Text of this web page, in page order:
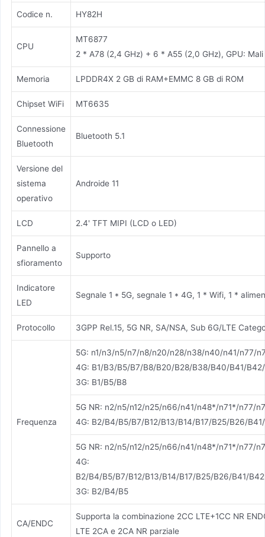
Codice n. HY82H
CPU
MT6877
2 * A78 (2,4 GHz) + 6 * A55 (2,0 GHz), GPU: Mali
Memoria LPDDR4X 2 GB di RAM+EMMC 8 GB di ROM
Chipset WiFi MT6635
Connessione
Bluetooth
Bluetooth 5.1
Versione del
sistema
operativo
Androide 11
LCD 2.4' TFT MIPI (LCD o LED)
Pannello a
sfioramento
Supporto
Indicatore
LED
Segnale 1 * 5G, segnale 1 * 4G, 1 * Wifi, 1 *
Protocollo 3GPP Rel.15, 5G NR, SA/NSA, Sub 6G/LTE
Frequenza
5G: n1/n3/n5/n7/n8/n20/n28/n38/n40/n41/n77/
4G: B1/B3/B5/B7/B8/B20/B28/B38/B40/B41/
3G: B1/B5/B8
5G NR: n2/n5/n12/n25/n66/n41/n48*/n71*/n77/
4G: B2/B4/B5/B7/B12/B13/B14/B17/B25/B26/
5G NR: n2/n5/n12/n25/n66/n41/n48*/n71*/n77/
4G:
B2/B4/B5/B7/B12/B13/B14/B17/B25/B26/B41/
3G: B2/B4/B5
CA/ENDC
Supporta la combinazione 2CC LTE+1CC NR
LTE 2CA e 2CA NR parziale